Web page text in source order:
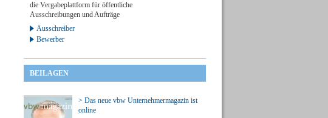
die Vergabeplattform für öffentliche
Ausschreibungen und Aufträge
Ausschreiber
Bewerber
BEILAGEN
> Das neue vbw Unternehmermagazin ist
online